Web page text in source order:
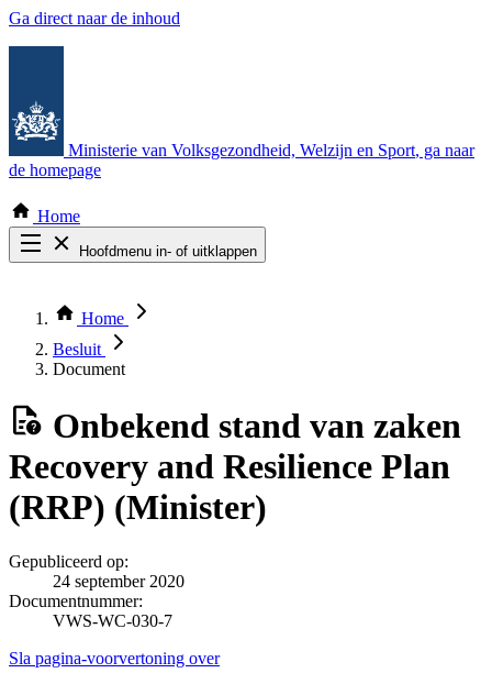
Ga direct naar de inhoud
Ministerie van Volksgezondheid, Welzijn en Sport, ga naar
de homepage
Home
Hoofdmenu in- of uitklappen
Thema COVID-19
Bekijk per bestuursorgaan
Home
Besluit
Document
Onbekend stand van zaken
Recovery and Resilience Plan
(RRP) (Minister)
Gepubliceerd op:
24 september 2020
Documentnummer:
VWS-WC-030-7
Sla pagina-voorvertoning over